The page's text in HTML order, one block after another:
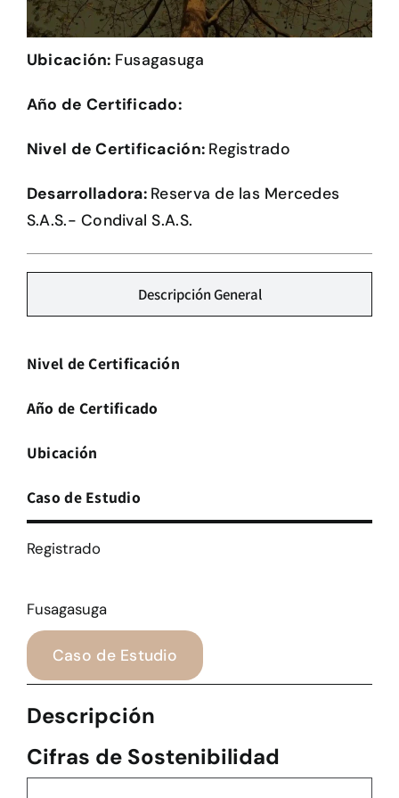
Herramientas
Credenciales
Ubicación: Fusagasuga
Año de Certificado:
Nivel de Certificación: Registrado
Desarrolladora: Reserva de las Mercedes
S.A.S.- Condival S.A.S.
Descripción General
Nivel de Certificación
Año de Certificado
Ubicación
Caso de Estudio
Registrado
Fusagasuga
Caso de Estudio
Descripción
Cifras de Sostenibilidad